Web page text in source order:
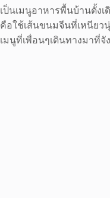
เป็นเมนูอาหารพื้นบ้านดั้ง
คือใช้เส้นขนมจีนที่เหนียว
เมนูที่เพื่อนๆเดินทางมาที่